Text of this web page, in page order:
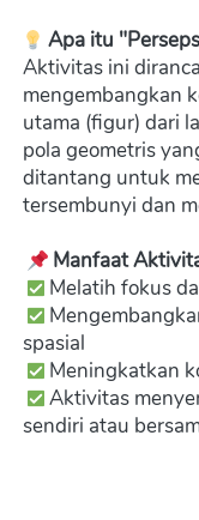
Apa itu
Aktivitas ini
mengembangkan
utama (figur) dari
pola geometris
ditantang untuk
tersembunyi dan
Manfaat
Melatih fokus
spasial
Meningkatkan
Aktivitas
sendiri atau